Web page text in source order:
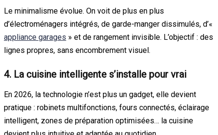
Le minimalisme évolue. On voit de plus en plus
d’électroménagers intégrés, de garde-manger dissimulés, d’«
appliance garages » et de rangement invisible. L’objectif : des
lignes propres, sans encombrement visuel.
4. La cuisine intelligente s’installe pour vrai
En 2026, la technologie n’est plus un gadget, elle devient
pratique : robinets multifonctions, fours connectés, éclairage
intelligent, zones de préparation optimisées… la cuisine